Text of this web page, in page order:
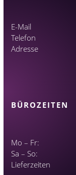
E-Mail
Telefon
Adresse
BÜROZEITEN
Mo – Fr:
Sa – So:
Lieferzeiten